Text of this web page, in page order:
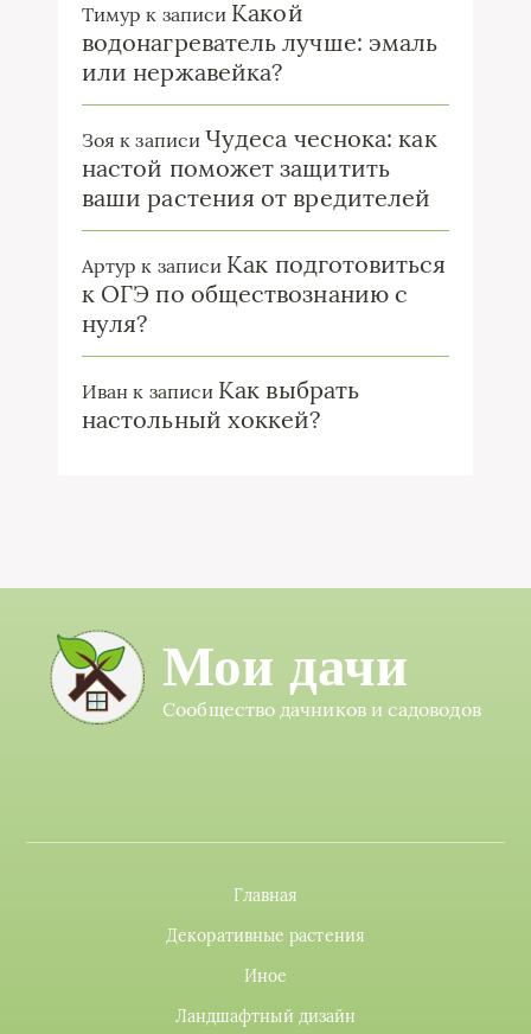
Тимур к записи Какой
водонагреватель лучше: эмаль
или нержавейка?
Зоя к записиЧудеса чеснока: как
настой поможет защитить
ваши растения от вредителей
Артур к записи Как подготовиться
к ОГЭ по обществознанию с
нуля?
Иван к записи Как выбрать
настольный хоккей?
Мои дачи
Сообщество дачников и садоводов
Главная
Декоративные растения
Иное
Ландшафтный дизайн